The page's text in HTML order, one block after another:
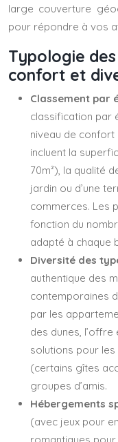
large couverture
pour répondre à vos
Typologie
confort et
Classement par
classification par
niveau de confort
incluent la
70m²), la qualité
jardin ou d’une
commerces. Les
fonction du
adapté à chaque
Diversité des
authentique des
contemporaines
par les
des dunes,
solutions pour
(certains gîtes
groupes d’amis.
Hébergements
(avec jeux pour